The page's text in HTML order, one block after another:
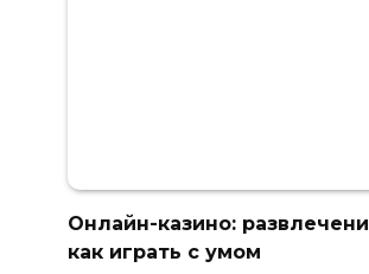
Онлайн-казино:
как играть с умом